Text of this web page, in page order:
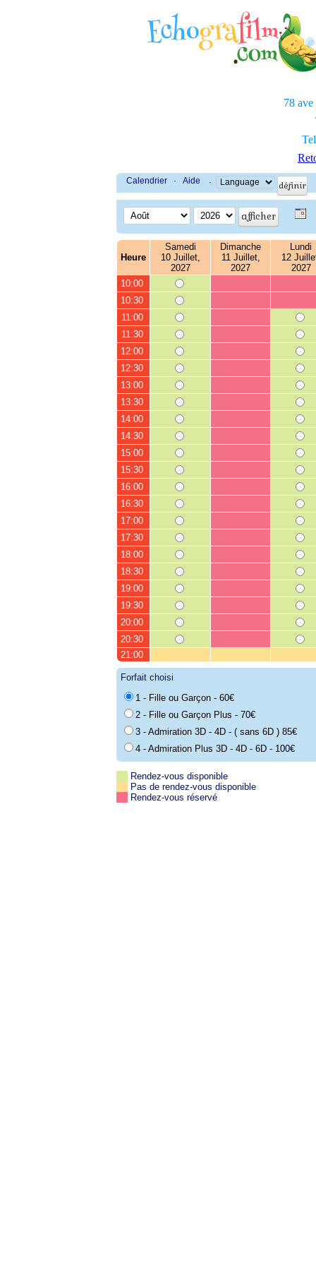
78 ave
Calendrier · Aide ·
Heure
Samedi
10 Juillet,
2027
Dimanche
11 Juillet,
2027
Lundi
12
2027
10:00
10:30
11:00
11:30
12:00
12:30
13:00
13:30
14:00
14:30
15:00
15:30
16:00
16:30
17:00
17:30
18:00
18:30
19:00
19:30
20:00
20:30
21:00
Forfait choisi
1 - Fille ou Garçon - 60€
2 - Fille ou Garçon Plus - 70€
3 - Admiration 3D - 4D - ( sans 6D ) 85€
4 - Admiration Plus 3D - 4D - 6D - 100€
Rendez-vous disponible
Pas de rendez-vous disponible
Rendez-vous réservé